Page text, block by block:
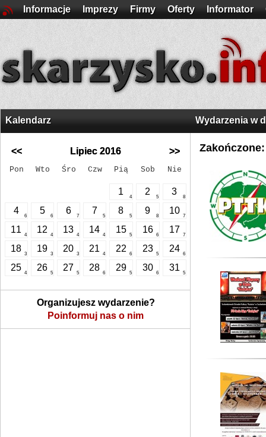
Informacje Imprezy Firmy Oferty Informator
Kalendarz
<< Lipiec 2016 >>
Pon Wto Śro Czw Pią Sob Nie
1
4
2
5
3
8
4
6
5
6
6
7
7
5
8
5
9
8
10
7
11
4
12
4
13
4
14
4
15
5
16
6
17
7
18
3
19
3
20
3
21
4
22
6
23
5
24
6
25
4
26
5
27
5
28
6
29
5
30
6
31
5
Organizujesz wydarzenie?
Poinformuj nas o nim
Wydarzenia w
Zakończone: